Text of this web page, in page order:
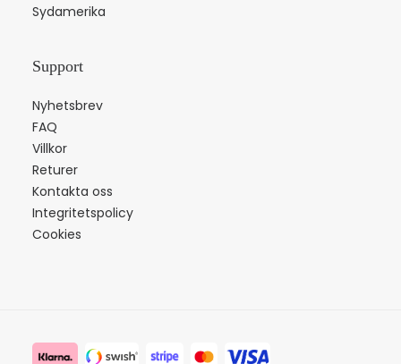
Sydamerika
Support
Nyhetsbrev
FAQ
Villkor
Returer
Kontakta oss
Integritetspolicy
Cookies